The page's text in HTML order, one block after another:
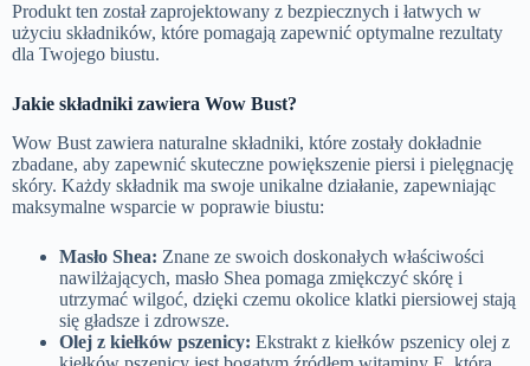
Produkt ten został zaprojektowany z bezpiecznych i łatwych w
użyciu składników, które pomagają zapewnić optymalne rezultaty
dla Twojego biustu.
Jakie składniki zawiera Wow Bust?
Wow Bust zawiera naturalne składniki, które zostały dokładnie
zbadane, aby zapewnić skuteczne powiększenie piersi i pielęgnację
skóry. Każdy składnik ma swoje unikalne działanie, zapewniając
maksymalne wsparcie w poprawie biustu:
Masło Shea: Znane ze swoich doskonałych właściwości
nawilżających, masło Shea pomaga zmiękczyć skórę i
utrzymać wilgoć, dzięki czemu okolice klatki piersiowej stają
się gładsze i zdrowsze.
Olej z kiełków pszenicy: Ekstrakt z kiełków pszenicy olej z